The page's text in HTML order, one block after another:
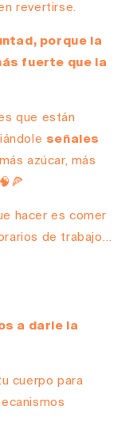
revertirse.
porque la
fuerte que la
que están
señales
azúcar, más
hacer es comer
de trabajo…
a darle la
cuerpo para